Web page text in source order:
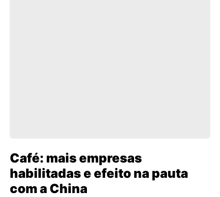
Café: mais empresas
habilitadas e efeito na pauta
com a China